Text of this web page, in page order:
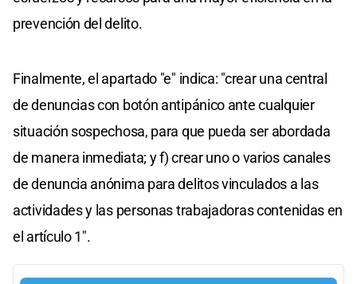
prevención del delito.
Finalmente, el apartado "e" indica: "crear una central
de denuncias con botón antipánico ante cualquier
situación sospechosa, para que pueda ser abordada
de manera inmediata; y f) crear uno o varios canales
de denuncia anónima para delitos vinculados a las
actividades y las personas trabajadoras contenidas en
el artículo 1".